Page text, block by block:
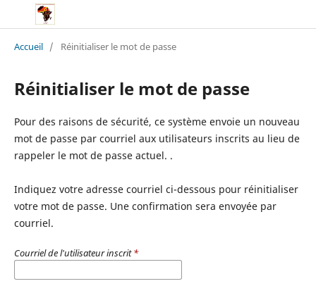
Accueil / Réinitialiser le mot de passe
Réinitialiser le mot de passe
Pour des raisons de sécurité, ce système envoie un nouveau
mot de passe par courriel aux utilisateurs inscrits au lieu de
rappeler le mot de passe actuel. .
Indiquez votre adresse courriel ci-dessous pour réinitialiser
votre mot de passe. Une confirmation sera envoyée par
courriel.
Courriel de l'utilisateur inscrit*